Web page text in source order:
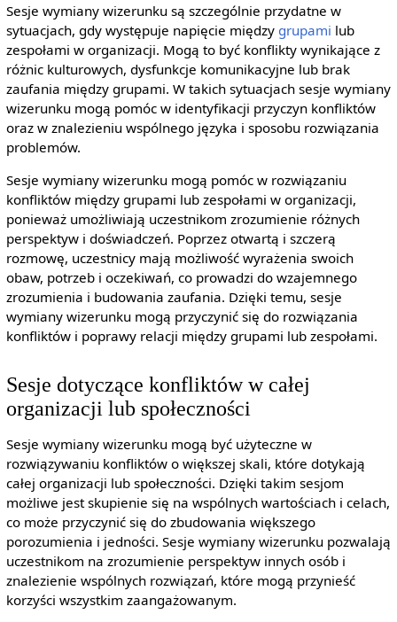
Sesje wymiany wizerunku są szczególnie przydatne w
sytuacjach, gdy występuje napięcie między grupami lub
zespołami w organizacji. Mogą to być konflikty wynikające z
różnic kulturowych, dysfunkcje komunikacyjne lub brak
zaufania między grupami. W takich sytuacjach sesje wymiany
wizerunku mogą pomóc w identyfikacji przyczyn konfliktów
oraz w znalezieniu wspólnego języka i sposobu rozwiązania
problemów.
Sesje wymiany wizerunku mogą pomóc w rozwiązaniu
konfliktów między grupami lub zespołami w organizacji,
ponieważ umożliwiają uczestnikom zrozumienie różnych
perspektyw i doświadczeń. Poprzez otwartą i szczerą
rozmowę, uczestnicy mają możliwość wyrażenia swoich
obaw, potrzeb i oczekiwań, co prowadzi do wzajemnego
zrozumienia i budowania zaufania. Dzięki temu, sesje
wymiany wizerunku mogą przyczynić się do rozwiązania
konfliktów i poprawy relacji między grupami lub zespołami.
Sesje dotyczące konfliktów w całej
organizacji lub społeczności
Sesje wymiany wizerunku mogą być użyteczne w
rozwiązywaniu konfliktów o większej skali, które dotykają
całej organizacji lub społeczności. Dzięki takim sesjom
możliwe jest skupienie się na wspólnych wartościach i celach,
co może przyczynić się do zbudowania większego
porozumienia i jedności. Sesje wymiany wizerunku pozwalają
uczestnikom na zrozumienie perspektyw innych osób i
znalezienie wspólnych rozwiązań, które mogą przynieść
korzyści wszystkim zaangażowanym.